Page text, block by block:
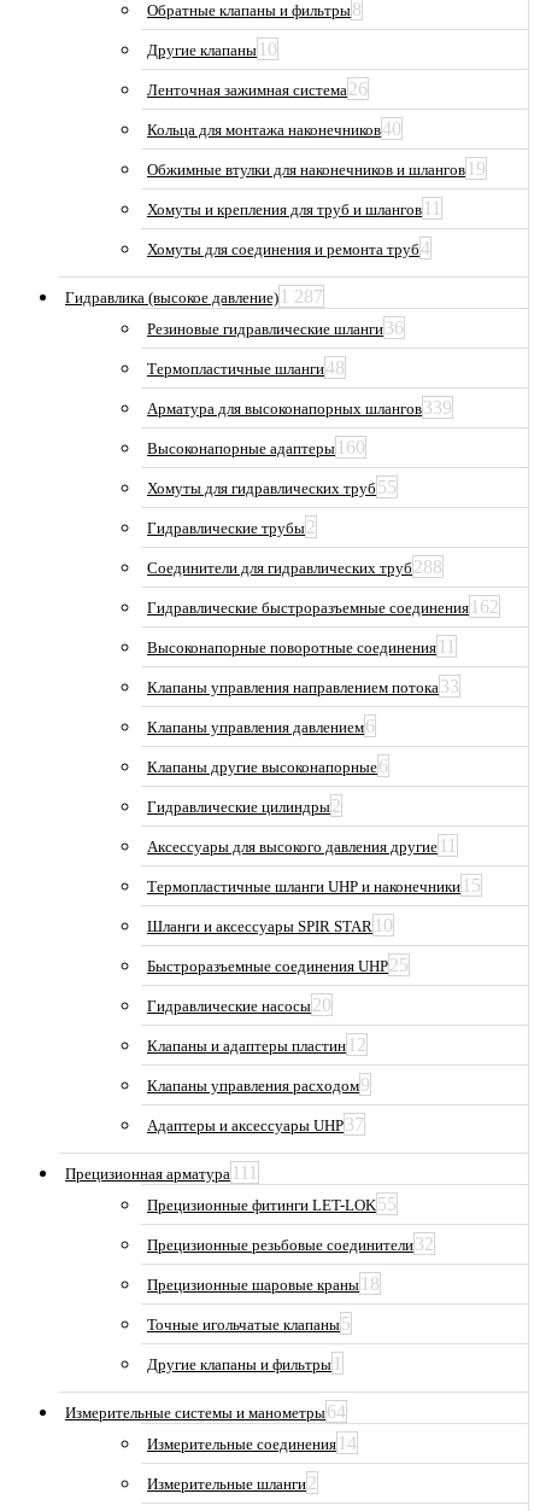
Обратные клапаны и фильтры8
Другие клапаны 10
Ленточная зажимная система26
Кольца для монтажа наконечников40
Обжимные втулки для наконечников и шлангов 19
Хомуты и крепления для труб и шлангов 11
Хомуты для соединения и ремонта труб4
Гидравлика (высокое давление) 1 287
Резиновые гидравлические шланги36
Термопластичные шланги48
Арматура для высоконапорных шлангов339
Высоконапорные адаптеры 160
Хомуты для гидравлических труб 55
Гидравлические трубы2
Соединители для гидравлических труб 288
Гидравлические быстроразъемные соединения 162
Высоконапорные поворотные соединения 11
Клапаны управления направлением потока33
Клапаны управления давлением6
Клапаны другие высоконапорные6
Гидравлические цилиндры2
Аксессуары для высокого давления другие 11
Термопластичные шланги UHP и наконечники 15
Шланги и аксессуары SPIR STAR 10
Быстроразъемные соединения UHP25
Гидравлические насосы20
Клапаны и адаптеры пластин 12
Клапаны управления расходом9
Адаптеры и аксессуары UHP37
Прецизионная арматура 111
Прецизионные фитинги LET-LOK55
Прецизионные резьбовые соединители32
Прецизионные шаровые краны 18
Точные игольчатые клапаны5
Другие клапаны и фильтры 1
Измерительные системы и манометры64
Измерительные соединения 14
Измерительные шланги2